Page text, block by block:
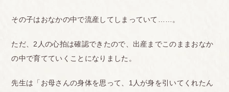
その子はおなかの中で流産してしまっていて……。
ただ、2人の心拍は確認できたので、出産までこのままおなか
の中で育てていくことになりました。
先生は「お母さんの身体を思って、1人が身を引いてくれたん